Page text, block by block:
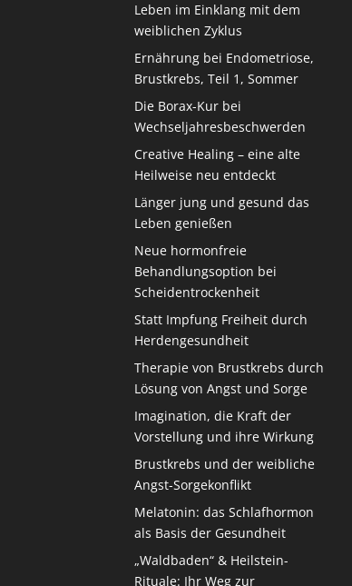
Leben im Einklang mit dem
weiblichen Zyklus
Ernährung bei Endometriose,
Brustkrebs, Teil 1, Sommer
Die Borax-Kur bei
Wechseljahresbeschwerden
Creative Healing – eine alte
Heilweise neu entdeckt
Länger jung und gesund das
Leben genießen
Neue hormonfreie
Behandlungsoption bei
Scheidentrockenheit
Statt Impfung Freiheit durch
Herdengesundheit
Therapie von Brustkrebs durch
Lösung von Angst und Sorge
Imagination, die Kraft der
Vorstellung und ihre Wirkung
Brustkrebs und der weibliche
Angst-Sorgekonflikt
Melatonin: das Schlafhormon
als Basis der Gesundheit
„Waldbaden“ & Heilstein-
Rituale: Ihr Weg zur